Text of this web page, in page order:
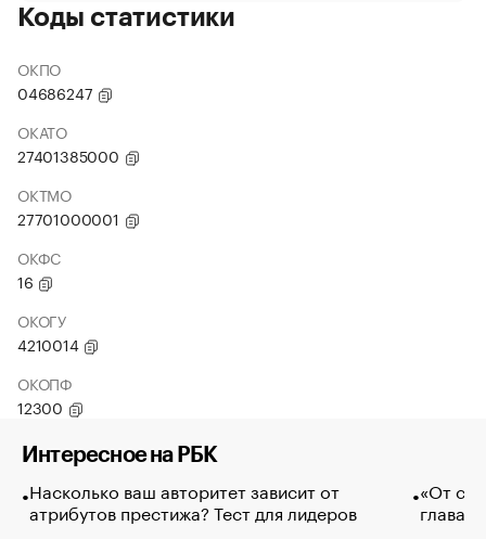
Коды статистики
ОКПО
04686247
ОКАТО
27401385000
ОКТМО
27701000001
ОКФС
16
ОКОГУ
4210014
ОКОПФ
12300
Интересное на РБК
Насколько ваш авторитет зависит от
атрибутов престижа? Тест для лидеров
«От
глава